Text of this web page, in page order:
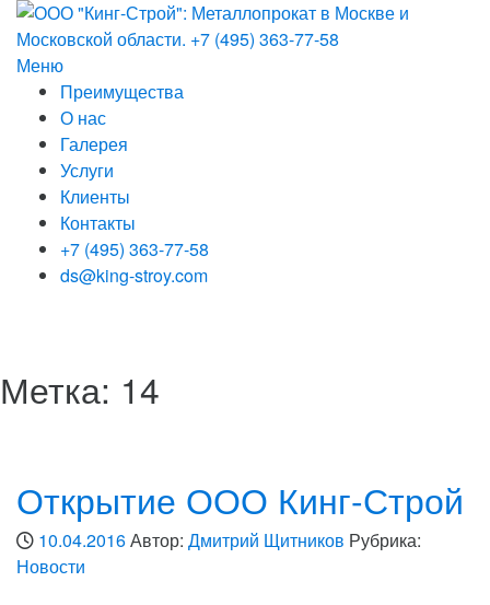
Перейти
содержанию
Меню
Преимущества
О нас
Галерея
Услуги
Клиенты
Контакты
+7 (495) 363-77-58
ds@king-stroy.com
Метка: 14
Открытие ООО Кинг-Строй
10.04.2016Автор: Дмитрий Щитников Рубрика:
Новости